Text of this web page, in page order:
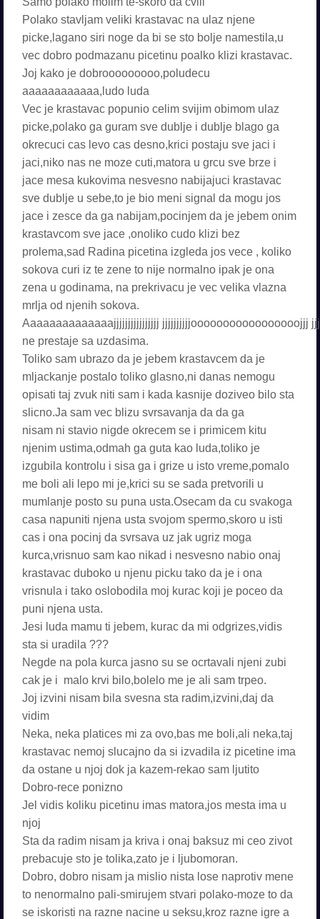
Polako stavljam veliki krastavac na ulaz njene
picke,lagano siri noge da bi se sto bolje namestila,u
vec dobro podmazanu picetinu poalko klizi krastavac.
Joj kako je dobrooooooooo,poludecu
aaaaaaaaaaaa,ludo luda
Vec je krastavac popunio celim svijim obimom ulaz
picke,polako ga guram sve dublje i dublje blago ga
okrecuci cas levo cas desno,krici postaju sve jaci i
jaci,niko nas ne moze cuti,matora u grcu sve brze i
jace mesa kukovima nesvesno nabijajuci krastavac
sve dublje u sebe,to je bio meni signal da mogu jos
jace i zesce da ga nabijam,pocinjem da je jebem onim
krastavcom sve jace ,onoliko cudo klizi bez
prolema,sad Radina picetina izgleda jos vece , koliko
sokova curi iz te zene to nije normalno ipak je ona
zena u godinama, na prekrivacu je vec velika vlazna
mrlja od njenih sokova.
Aaaaaaaaaaaaaajjjjjjjjjjjjjjjj jjjjjjjjjjooooooooooooooooojjj
ne prestaje sa uzdasima.
Toliko sam ubrazo da je jebem krastavcem da je
mljackanje postalo toliko glasno,ni danas nemogu
opisati taj zvuk niti sam i kada kasnije doziveo bilo sta
slicno.Ja sam vec blizu svrsavanja da da ga
nisam ni stavio nigde okrecem se i primicem kitu
njenim ustima,odmah ga guta kao luda,toliko je
izgubila kontrolu i sisa ga i grize u isto vreme,pomalo
me boli ali lepo mi je,krici su se sada pretvorili u
mumlanje posto su puna usta.Osecam da cu svakoga
casa napuniti njena usta svojom spermo,skoro u isti
cas i ona pocinj da svrsava uz jak ugriz moga
kurca,vrisnuo sam kao nikad i nesvesno nabio onaj
krastavac duboko u njenu picku tako da je i ona
vrisnula i tako oslobodila moj kurac koji je poceo da
puni njena usta.
Jesi luda mamu ti jebem, kurac da mi odgrizes,vidis
sta si uradila ???
Negde na pola kurca jasno su se ocrtavali njeni zubi
cak je i malo krvi bilo,bolelo me je ali sam trpeo.
Joj izvini nisam bila svesna sta radim,izvini,daj da
vidim
Neka, neka platices mi za ovo,bas me boli,ali neka,taj
krastavac nemoj slucajno da si izvadila iz picetine ima
da ostane u njoj dok ja kazem-rekao sam ljutito
Dobro-rece ponizno
Jel vidis koliku picetinu imas matora,jos mesta ima u
njoj
Sta da radim nisam ja kriva i onaj baksuz mi ceo zivot
prebacuje sto je tolika,zato je i ljubomoran.
Dobro, dobro nisam ja mislio nista lose naprotiv mene
to nenormalno pali-smirujem stvari polako-moze to da
se iskoristi na razne nacine u seksu,kroz razne igre a